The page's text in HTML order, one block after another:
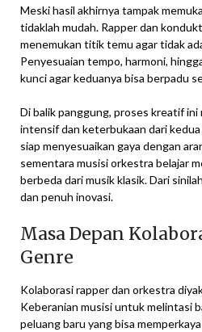
Meski hasil akhirnya tampak
tidaklah mudah. Rapper dan
menemukan titik temu agar tidak
Penyesuaian tempo, harmoni,
kunci agar keduanya bisa berpadu
Di balik panggung, proses kreatif
intensif dan keterbukaan dari kedua
siap menyesuaikan gaya dengan
sementara musisi orkestra belajar
berbeda dari musik klasik. Dari
dan penuh inovasi.
Masa Depan
Genre
Kolaborasi rapper dan orkestra
Keberanian musisi untuk melintasi
peluang baru yang bisa